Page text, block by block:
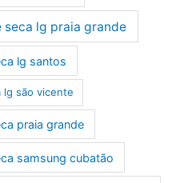
lg praia grande
lg santos
lg são vicente
praia grande
samsung cubatão